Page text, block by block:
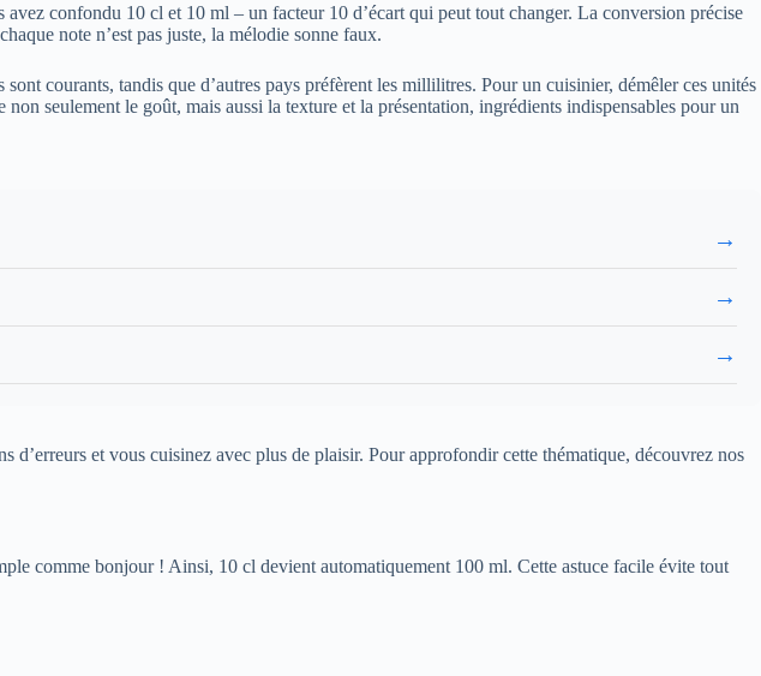
confondu 10 cl et 10 ml – un facteur 10 d’écart qui peut tout changer. La conversion précise
note n’est pas juste, la mélodie sonne faux.
courants, tandis que d’autres pays préfèrent les millilitres. Pour un cuisinier, démêler ces unités
seulement le goût, mais aussi la texture et la présentation, ingrédients indispensables pour un
→
→
→
et vous cuisinez avec plus de plaisir. Pour approfondir cette thématique, découvrez nos
comme bonjour ! Ainsi, 10 cl devient automatiquement 100 ml. Cette astuce facile évite tout